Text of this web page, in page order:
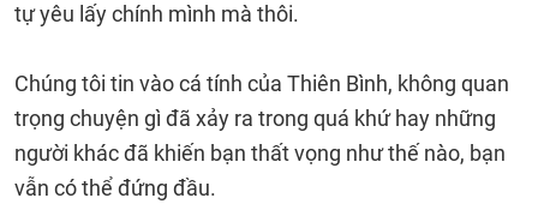
tự yêu lấy chính mình mà thôi.
Chúng tôi tin vào cá tính của Thiên Bình, không quan
trọng chuyện gì đã xảy ra trong quá khứ hay những
người khác đã khiến bạn thất vọng như thế nào, bạn
vẫn có thể đứng đầu.